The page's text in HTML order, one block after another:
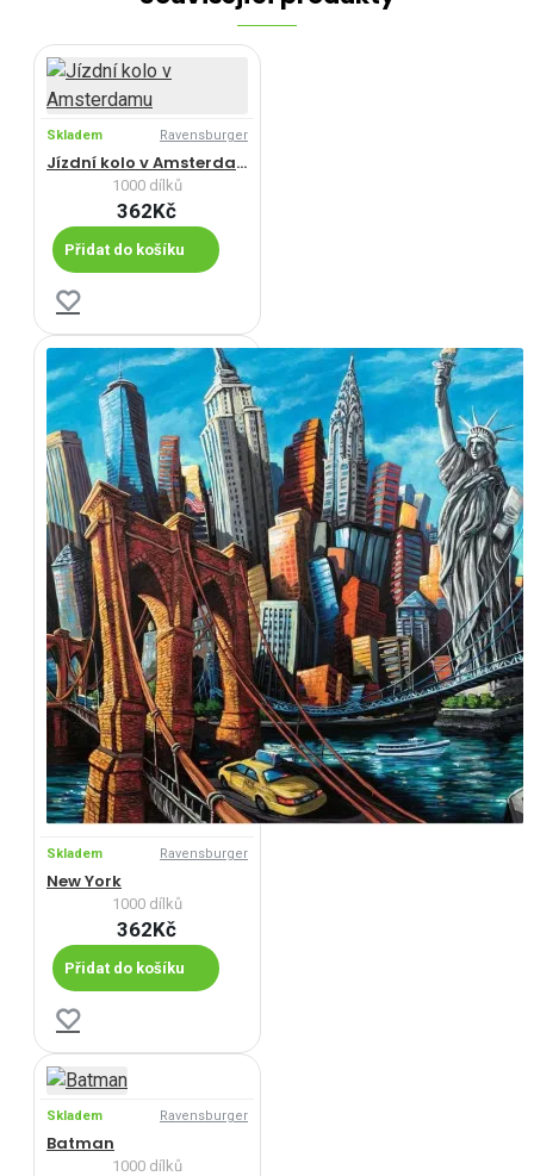
Skladem Ravensburger
Jízdní kolo v Amsterdamu
1000 dílků
362Kč
Přidat do košíku
Skladem Ravensburger
New York
1000 dílků
362Kč
Přidat do košíku
Skladem Ravensburger
Batman
1000 dílků